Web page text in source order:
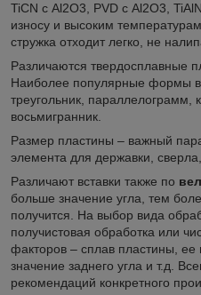
TiCN с Al2O3 , PVD с Al2O3 ,
износу и высоким
стружка отходит легко, не
Различаются твердосплавные
Наиболее популярные формы
треугольник, параллелограмм,
восьмигранник.
Размер пластины – важный
элемента для державки,
Различают вставки также по
больше значение угла, тем
получится. На выбор вида
получистовая обработка или
факторов – сплав пластины, ее
значение заднего угла и т.д.
рекомендаций конкретного